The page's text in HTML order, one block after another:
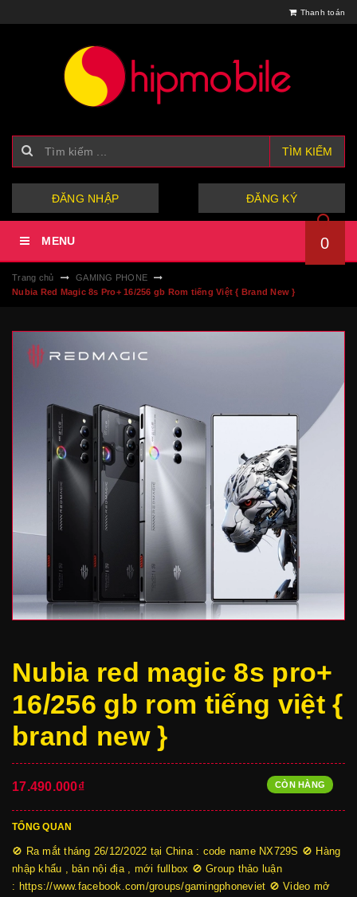
Thanh toán
TÌM KIẾM
ĐĂNG NHẬP ĐĂNG KÝ
MENU 0
Trang chủ
GAMING PHONE
Nubia Red Magic 8s Pro+ 16/256 gb Rom tiếng Việt { Brand New }
Nubia red magic 8s pro+
16/256 gb rom tiếng việt {
brand new }
17.490.000₫ CÒN HÀNG
TỔNG QUAN
🚫 Ra mắt tháng 26/12/2022 tại China : code name NX729S 🚫 Hàng
nhập khẩu , bản nội địa , mới fullbox 🚫 Group thảo luận
: https://www.facebook.com/groups/gamingphoneviet 🚫 Video mở